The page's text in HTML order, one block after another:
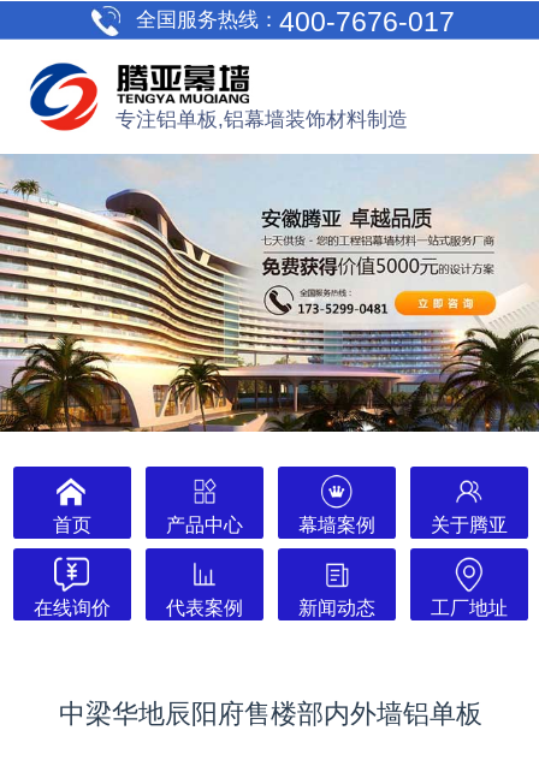
全国服务热线：400-7676-017
专注铝单板,铝幕墙装饰材料制造
首页 产品中心 幕墙案例 关于腾亚
在线询价 代表案例 新闻动态 工厂地址
中梁华地辰阳府售楼部内外墙铝单板